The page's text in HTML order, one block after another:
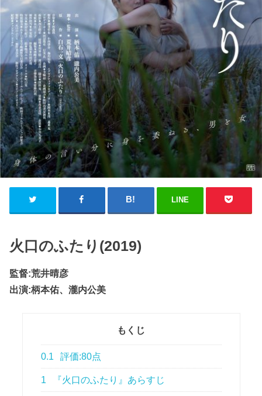
LINE
火口のふたり(2019)
監督:荒井晴彦
出演:柄本佑、瀧内公美
もくじ
0.1 評価:80点
1 『火口のふたり』あらすじ